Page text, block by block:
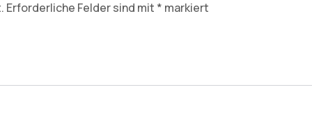
Erforderliche Felder sind mit * markiert